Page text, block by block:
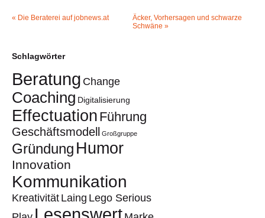
Äcker, Vorhersagen und schwarze
Schwäne »
« Die Beraterei auf jobnews.at
Schlagwörter
Beratung Change
Coaching Digitalisierung
Effectuation Führung
Geschäftsmodell Großgruppe
Gründung Humor
Innovation
Kommunikation
KreativitätLaing Lego Serious